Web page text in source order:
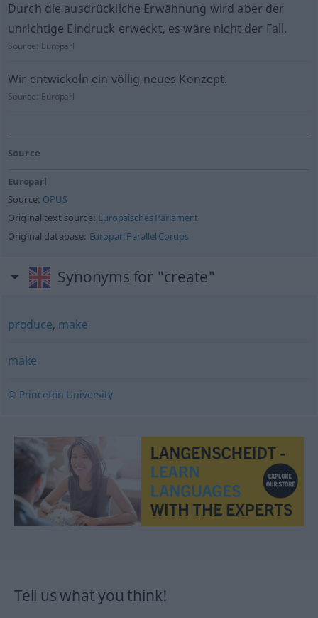
Durch die ausdrückliche Erwähnung wird aber der
unrichtige Eindruck erweckt, es wäre nicht der Fall.
Source: Europarl
Wir entwickeln ein völlig neues Konzept.
Source: Europarl
Source
Europarl
Source: OPUS
Original text source: Europäisches Parlament
Original database: Europarl Parallel Corups
Synonyms for "create"
produce, make
make
© Princeton University
Tell us what you think!